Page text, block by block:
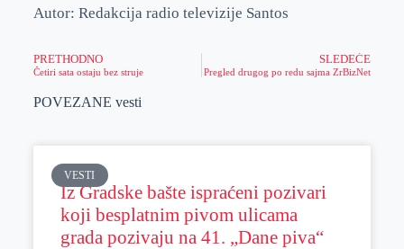
Autor: Redakcija radio televizije Santos
PRETHODNO
Četiri sata ostaju bez struje
SLEDEĆE
Pregled drugog po redu sajma ZrBizNet
POVEZANE vesti
VESTI
Iz Gradske bašte ispraćeni pozivari
koji besplatnim pivom ulicama
grada pozivaju na 41. „Dane piva“